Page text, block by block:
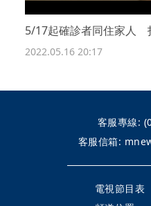
5/17起確診者同住家人
2022.05.16 20:17
客服專線:
客服信箱:
電視節目表